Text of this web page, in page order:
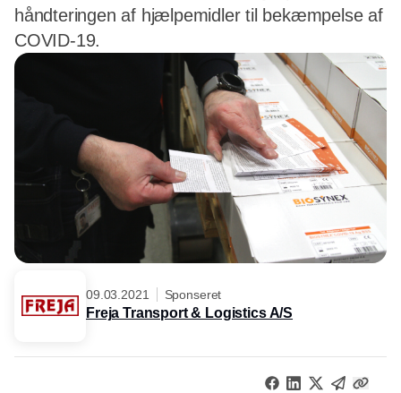
håndteringen af hjælpemidler til bekæmpelse af
COVID-19.
09.03.2021 Sponseret
Freja Transport & Logistics A/S